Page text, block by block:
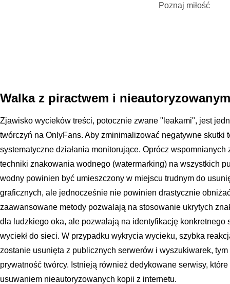
Poznaj miłość
Walka z piractwem i
Zjawisko wycieków treści, potocznie zwane "leakami", jest
twórczyń na OnlyFans. Aby zminimalizować negatywne skutki
systematyczne działania monitorujące. Oprócz wspomnianych
techniki znakowania wodnego (watermarking) na wszystkich
wodny powinien być umieszczony w miejscu trudnym do
graficznych, ale jednocześnie nie powinien drastycznie
zaawansowane metody pozwalają na stosowanie ukrytych
dla ludzkiego oka, ale pozwalają na identyfikację konkretnego
wyciekł do sieci. W przypadku wykrycia wycieku, szybka
zostanie usunięta z publicznych serwerów i wyszukiwarek,
prywatność twórcy. Istnieją również dedykowane serwisy,
usuwaniem nieautoryzowanych kopii z internetu.